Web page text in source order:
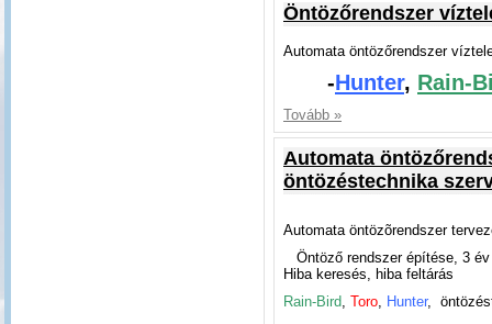
Öntözőrendszer
Automata öntözőrendszer
-Hunter, Rain-
Tovább »
Automata
öntözéstechnika
Automata öntözõrendszer
Öntöző rendszer építése, 3 év
Hiba keresés, hiba feltárás
Rain-Bird Toro Hunter,